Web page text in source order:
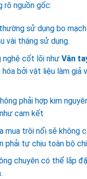
rõ nguồn gốc:
sử dụng bo
vài tháng sử dụng.
nghệ cốt lõi nhưVân
bởi vật liệu làm
phải hợp kim
cam kết
mua trôi nổi sẽ không
phải tự chịu toàn bộ
chuyên có thể lắp